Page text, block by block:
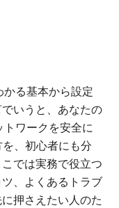
る基本から設定
いうと、あなたの
ワークを安全に
、初心者にも分
では実務で役立つ
、よくあるトラブ
押さえたい人のた